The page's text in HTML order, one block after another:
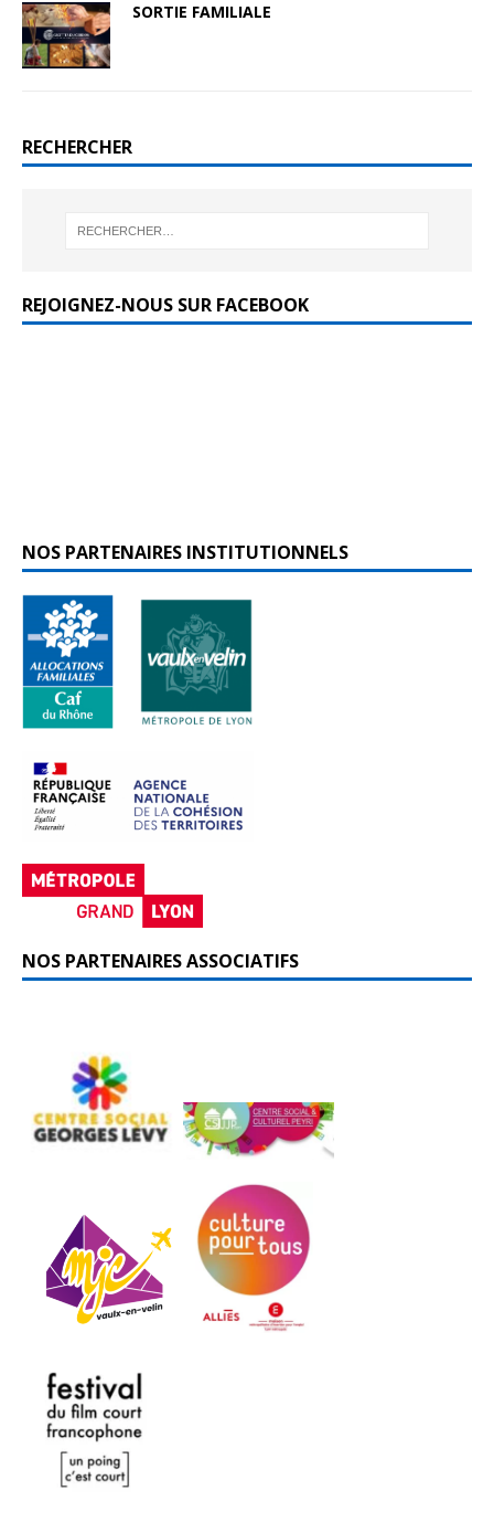
SORTIE FAMILIALE
RECHERCHER
REJOIGNEZ-NOUS SUR FACEBOOK
NOS PARTENAIRES INSTITUTIONNELS
NOS PARTENAIRES ASSOCIATIFS